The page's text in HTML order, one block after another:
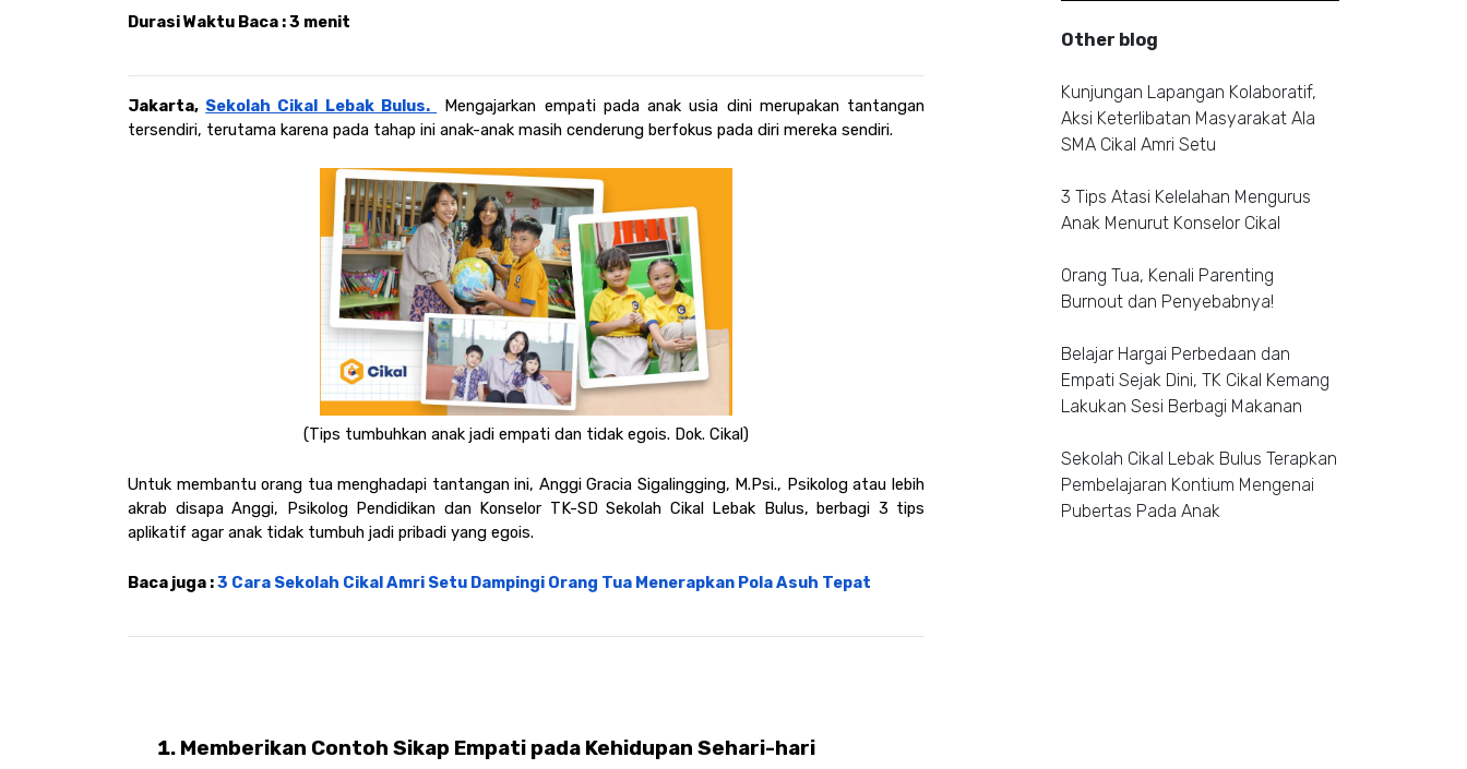
Durasi Waktu Baca : 3 menit
Jakarta, Sekolah Cikal Lebak Bulus.
Mengajarkan empati pada anak usia dini merupakan tantangan
tersendiri, terutama karena pada tahap ini anak-anak masih cenderung berfokus pada diri mereka sendiri.
(Tips tumbuhkan anak jadi empati dan tidak egois. Dok. Cikal)
Untuk membantu orang tua menghadapi tantangan ini, Anggi Gracia Sigalingging, M.Psi., Psikolog atau lebih
akrab disapa Anggi, Psikolog Pendidikan dan Konselor TK-SD Sekolah Cikal Lebak Bulus, berbagi 3 tips
aplikatif agar anak tidak tumbuh jadi pribadi yang egois.
Baca juga : 3 Cara Sekolah Cikal Amri Setu Dampingi Orang Tua Menerapkan Pola Asuh Tepat
Memberikan Contoh Sikap Empati pada Kehidupan Sehari-hari
Other blog
Kunjungan Lapangan Kolaboratif,
Aksi Keterlibatan Masyarakat Ala
SMA Cikal Amri Setu
3 Tips Atasi Kelelahan Mengurus
Anak Menurut Konselor Cikal
Orang Tua, Kenali Parenting
Burnout dan Penyebabnya!
Belajar Hargai Perbedaan dan
Empati Sejak Dini, TK Cikal Kemang
Lakukan Sesi Berbagi Makanan
Sekolah Cikal Lebak Bulus Terapkan
Pembelajaran Kontium Mengenai
Pubertas Pada Anak